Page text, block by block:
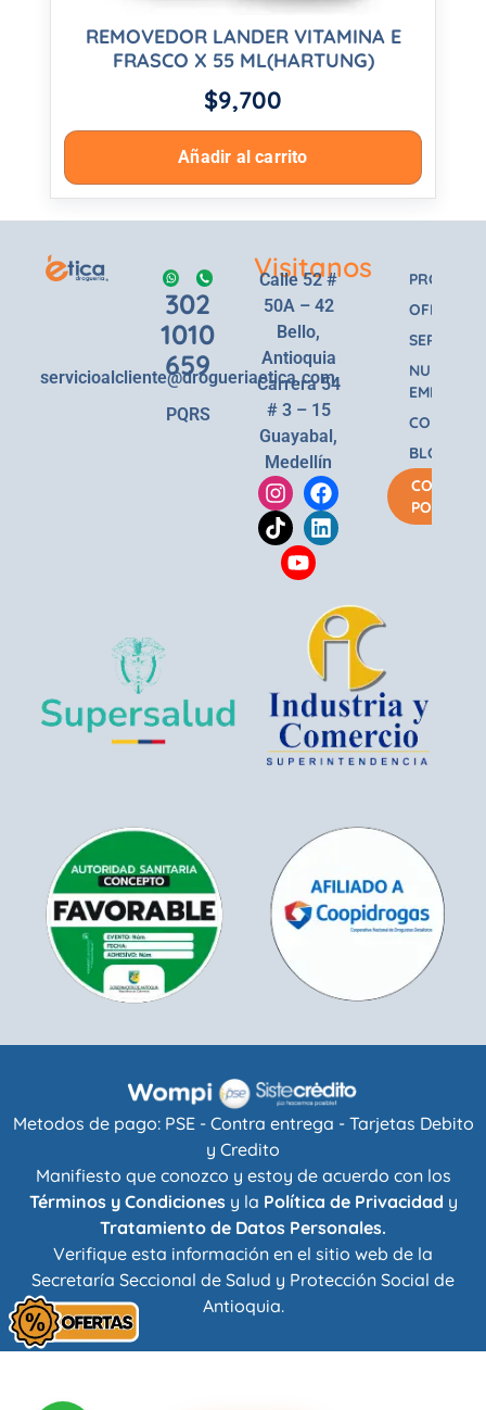
REMOVEDOR LANDER VITAMINA E
FRASCO X 55 ML(HARTUNG)
$9,700
Añadir al carrito
302
1010
659
servicioalcliente@drogueriaetica.com
PQRS
Visitanos
Calle 52 #
50A – 42
Bello,
Antioquia
Carrera 54
# 3 – 15
Guayabal,
Medellín
OFERTAS
SERVICIOS
NUESTRA
EMPRESA
BLOG
COMPRA
POR
Metodos de pago: PSE - Contra entrega - Tarjetas Debito
y Credito
Manifiesto que conozco y estoy de acuerdo con los
Términos y Condicionesy la Política de Privacidad y
Tratamiento de Datos Personales.
Verifique esta información en el sitio web de la
Secretaría Seccional de Salud y Protección Social de
Antioquia.